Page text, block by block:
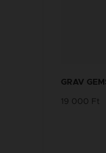
GRAV
19 000 Ft